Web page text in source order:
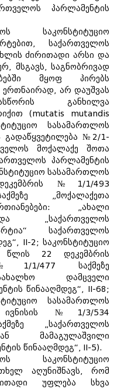
პარლამენტის
საკონსტიტუციო
საქართველოს
ძირითადი არსი და
მსგავს, საგნობრივად
მყოფ პირებს
არ დაუშვას
განხილვა
(mutatis mutandis
სასამართლოს
№2/1-
მოქალაქე შოთა
პარლამენტის
სასამართლოს
№1/1/493
„მოქალაქეთა
„ახალი
და „საქართველოს
საქართველოს
II-2; საკონსტიტუციო
წლის 22 დეკემბრის
№1/1/477 საქმეზე
დამცველი
წინააღმდეგ“, II-68;
სასამართლოს
№1/3/534
„საქართველოს
მამაგულაშვილი
წინააღმდეგ“, II-5).
საკონსტიტუციო
აღუნიშნავს, რომ
უფლება სხვა